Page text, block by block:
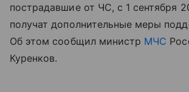
пострадавшие от ЧС, с 1 сентября
получат дополнительные меры
Об этом сообщил министр МЧС
Куренков.